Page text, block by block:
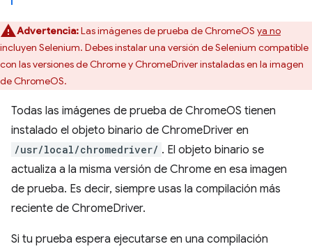
Advertencia:Las imágenes de prueba de ChromeOS ya no
incluyen Selenium. Debes instalar una versión de Selenium compatible
con las versiones de Chrome y ChromeDriver instaladas en la imagen
de ChromeOS.
Todas las imágenes de prueba de ChromeOS tienen
instalado el objeto binario de ChromeDriver en
/usr/local/chromedriver/ . El objeto binario se
actualiza a la misma versión de Chrome en esa imagen
de prueba. Es decir, siempre usas la compilación más
reciente de ChromeDriver.
Si tu prueba espera ejecutarse en una compilación